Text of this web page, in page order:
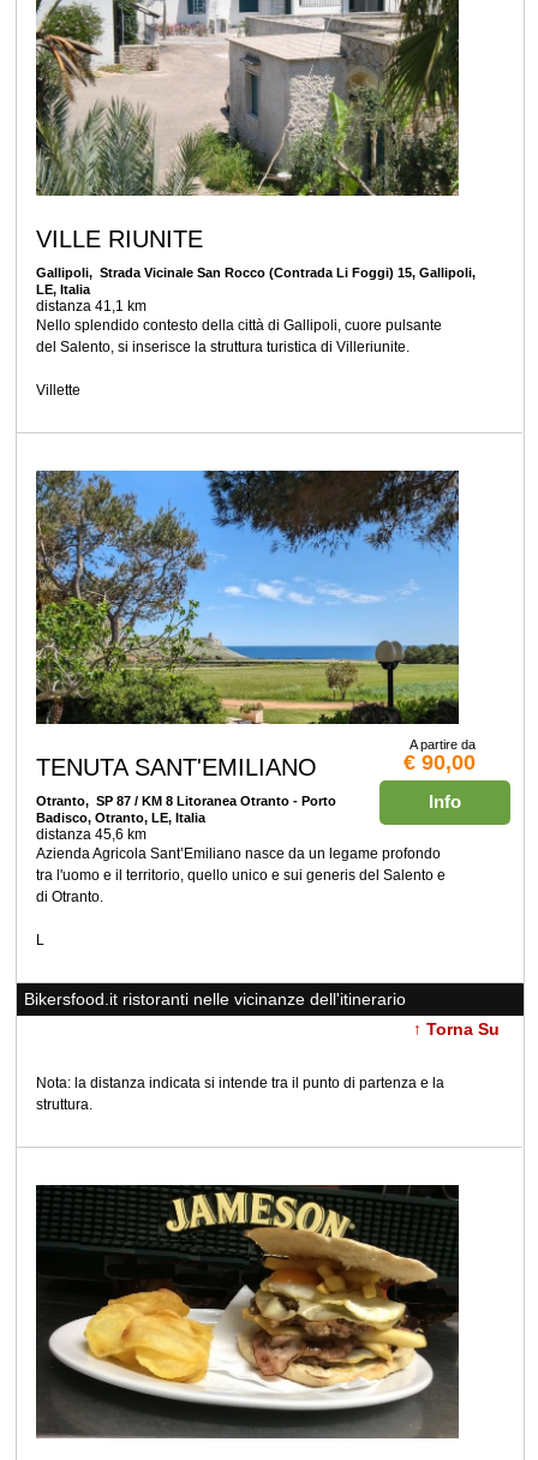
VILLE RIUNITE
Gallipoli, Strada Vicinale San Rocco (Contrada Li Foggi) 15, Gallipoli,
LE, Italia
distanza 41,1 km
Nello splendido contesto della città di Gallipoli, cuore pulsante
del Salento, si inserisce la struttura turistica di Villeriunite.
Villette
A partire da
€ 90,00
Info
TENUTA SANT'EMILIANO
Otranto, SP 87 / KM 8 Litoranea Otranto - Porto
Badisco, Otranto, LE, Italia
distanza 45,6 km
Azienda Agricola Sant’Emiliano nasce da un legame profondo
tra l'uomo e il territorio, quello unico e sui generis del Salento e
di Otranto.
L
Bikersfood.it ristoranti nelle vicinanze dell'itinerario
↑ Torna Su
Nota: la distanza indicata si intende tra il punto di partenza e la
struttura.